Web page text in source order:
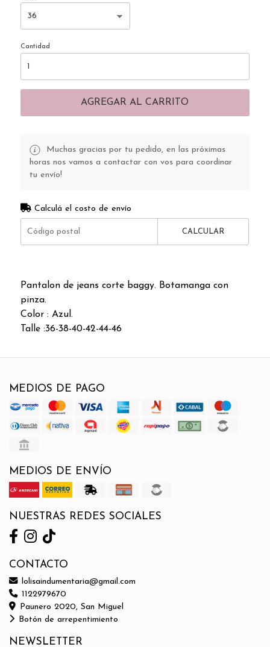
Cantidad
AGREGAR AL CARRITO
Muchas gracias por tu pedido, en las próximas
horas nos vamos a contactar con vos para coordinar
tu envío!
Calculá el costo de envío
CALCULAR
Pantalon de jeans corte baggy. Botamanga con
pinza.
Color : Azul.
Talle :36-38-40-42-44-46
MEDIOS DE PAGO
MEDIOS DE ENVÍO
NUESTRAS REDES SOCIALES
CONTACTO
lolisaindumentaria@gmail.com
1122979670
Paunero 2020, San Miguel
Botón de arrepentimiento
NEWSLETTER